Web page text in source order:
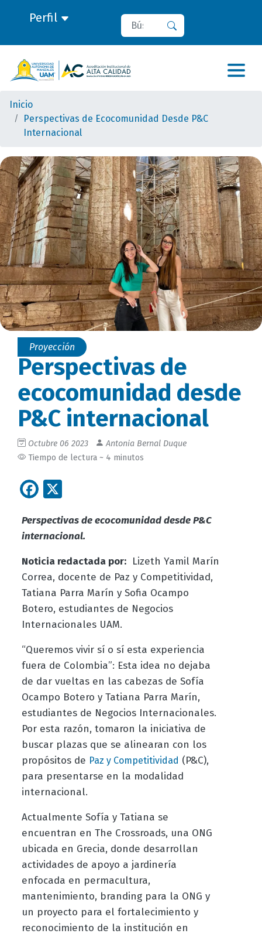
Perfil Buscar
Inicio
Perspectivas de Ecocomunidad Desde P&C
Internacional
Proyección
Perspectivas de
ecocomunidad desde
P&C internacional
Octubre 06 2023
Antonia Bernal Duque
Tiempo de lectura ~ 4 minutos
Facebook
Perspectivas de ecocomunidad desde P&C
internacional.
Noticia redactada por:Lizeth Yamil Marín
Correa, docente de Paz y Competitividad,
Tatiana Parra Marín y Sofia Ocampo
Botero, estudiantes de Negocios
Internacionales UAM.
“Queremos vivir sí o sí esta experiencia
fuera de Colombia”: Esta idea no dejaba
de dar vueltas en las cabezas de Sofía
Ocampo Botero y Tatiana Parra Marín,
estudiantes de Negocios Internacionales.
Por esta razón, tomaron la iniciativa de
buscar plazas que se alinearan con los
propósitos de Paz y Competitividad (P&C),
para presentarse en la modalidad
internacional.
Actualmente Sofía y Tatiana se
encuentran en The Crossroads, una ONG
ubicada en Grecia, donde desarrollan
actividades de apoyo a jardinería
enfocada en permacultura,
mantenimiento, branding para la ONG y
un proyecto para el fortalecimiento y
reconocimiento de la institución en